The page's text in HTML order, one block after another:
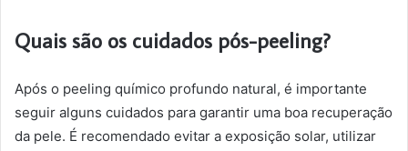
Quais são os cuidados pós-peeling?
Após o peeling químico profundo natural, é importante
seguir alguns cuidados para garantir uma boa recuperação
da pele. É recomendado evitar a exposição solar, utilizar